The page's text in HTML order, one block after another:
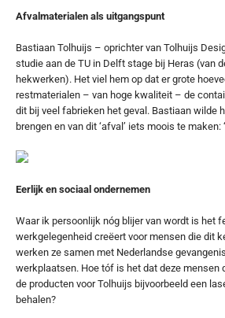
Afvalmaterialen als uitgangspunt
Bastiaan Tolhuijs – oprichter van Tolhuijs
studie aan de TU in Delft stage bij Heras (van
hekwerken). Het viel hem op dat er grote
restmaterialen – van hoge kwaliteit – de
dit bij veel fabrieken het geval. Bastiaan wilde
brengen en van dit ‘afval’ iets moois te maken:
Eerlijk en sociaal ondernemen
Waar ik persoonlijk nóg blijer van wordt is het
werkgelegenheid creëert voor mensen die dit
werken ze samen met Nederlandse
werkplaatsen. Hoe tóf is het dat deze mensen
de producten voor Tolhuijs bijvoorbeeld een
behalen?